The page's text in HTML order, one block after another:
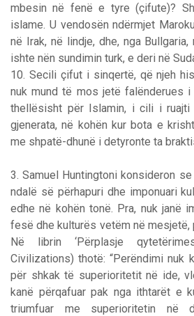
mbesin në fenë e tyre (çifute)?
islame. U vendosën ndërmjet
në Irak, në lindje, dhe, nga
ishte nën sundimin turk, e deri në
10. Secili çifut i sinqertë, që njeh
nuk mund të mos jetë falënderues i
thellësisht për Islamin, i cili i
gjenerata, në kohën kur bota e
me shpatë-dhunë i detyronte ta
3. Samuel Huntingtoni konsideron
ndalë së përhapuri dhe imponuari
edhe në kohën tonë. Pra, nuk janë
fesë dhe kulturës vetëm në mesjetë,
Në librin ‘Përplasje
Civilizations) thotë: “Perëndimi nuk
për shkak të superioritetit në ide,
kanë përqafuar pak nga ithtarët e
triumfuar me superioritetin në